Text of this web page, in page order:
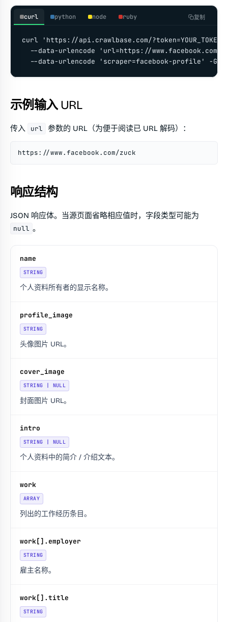
curl python node ruby 复制
curl 'https://api.crawlbase.com/
--data-urlencode 'url=https://www.facebook.com/
  --data-urlencode 'scraper=facebook-profile' -G
示例输入 URL
传入 url 参数的 URL（为便于阅读已 URL 解码）：
https://www.facebook.com/zuck
响应结构
JSON 响应体。当源页面省略相应值时，字段类型可能为
null 。
name
STRING
个人资料所有者的显示名称。
profile_image
STRING
头像图片 URL。
cover_image
STRING | NULL
封面图片 URL。
intro
STRING | NULL
个人资料中的简介 / 介绍文本。
work
ARRAY
列出的工作经历条目。
work[].employer
STRING
雇主名称。
work[].title
STRING